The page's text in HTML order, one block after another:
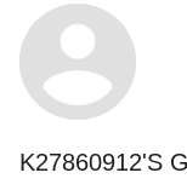
K27860912'S